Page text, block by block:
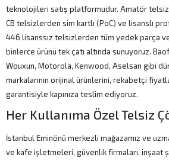
teknolojileri satış platformudur. Amatör
CB telsizlerden sim kartlı (PoC) ve lisanslı
446 lisanssız telsizlerden tüm yedek parça
binlerce ürünü tek çatı altında sunuyoruz.
Wouxun, Motorola, Kenwood, Aselsan gibi
markalarının orijinal ürünlerini, rekabetçi
garantisiyle kapınıza teslim ediyoruz.
Her Kullanıma Özel Telsiz
İstanbul Eminönü merkezli mağazamız ve
ve kafe işletmeleri, güvenlik firmaları, inşaat